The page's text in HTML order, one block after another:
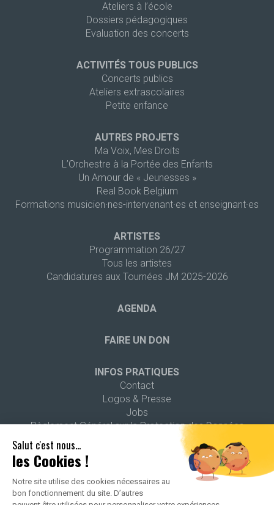
Salut c'est nous...
les Cookies !
Notre site utilise des cookies nécessaires au
bon fonctionnement du site. D’autres
Ateliers à l’école
Dossiers pédagogiques
Evaluation des concerts
ACTIVITÉS TOUS PUBLICS
Concerts publics
Ateliers extrascolaires
Petite enfance
AUTRES PROJETS
Ma Voix, Mes Droits
L’Orchestre à la Portée des Enfants
Un Amour de « Jeunesses »
Real Book Belgium
Formations musicien·nes-intervenant·es et enseignant·es
ARTISTES
Programmation 26/27
Tous les artistes
Candidatures aux Tournées JM 2025-2026
AGENDA
FAIRE UN DON
INFOS PRATIQUES
Contact
Logos & Presse
Jobs
Règlement Général sur la Protection des Données
2026 ALL RIGHTS RESERVED -POLITIQUE DE CONFIDENTIALITÉ